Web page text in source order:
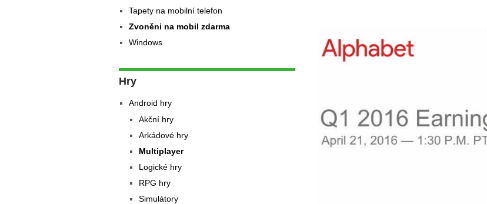
Tapety na mobilní telefon
Zvoněni na mobil zdarma
Windows
Hry
Android hry
Akční hry
Arkádové hry
Multiplayer
Logické hry
RPG hry
Simulátory